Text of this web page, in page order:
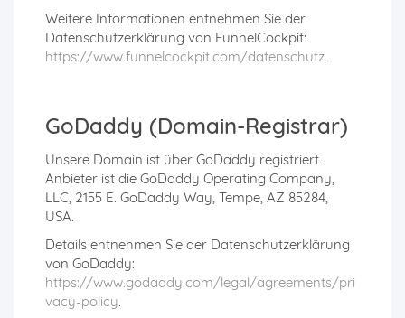
Weitere Informationen entnehmen Sie der
Datenschutzerklärung von FunnelCockpit:
https://www.funnelcockpit.com/datenschutz
GoDaddy (Domain-Registrar)
Unsere Domain ist über GoDaddy registriert.
Anbieter ist die GoDaddy Operating Company,
LLC, 2155 E. GoDaddy Way, Tempe, AZ 85284,
USA.
Details entnehmen Sie der Datenschutzerklärung
von GoDaddy:
https://www.godaddy.com/legal/agreements/pri
vacy-policy